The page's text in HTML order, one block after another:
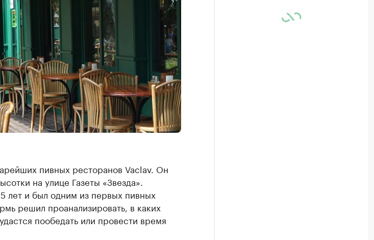
пивных ресторанов Vaclav. Он
на улице Газеты «Звезда».
лет и был одним из первых пивных
решил проанализировать, в каких
пообедать или провести время